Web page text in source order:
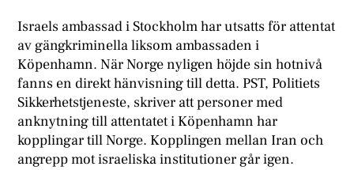
Israels ambassad i Stockholm har utsatts för attentat
av gängkriminella liksom ambassaden i
Köpenhamn. När Norge nyligen höjde sin hotnivå
fanns en direkt hänvisning till detta. PST, Politiets
Sikkerhetstjeneste, skriver att personer med
anknytning till attentatet i Köpenhamn har
kopplingar till Norge. Kopplingen mellan Iran och
angrepp mot israeliska institutioner går igen.